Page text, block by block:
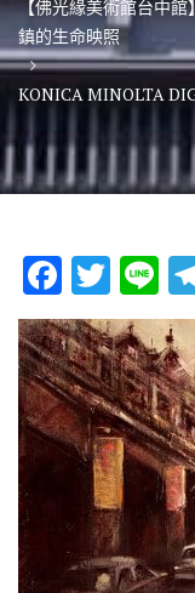
【佛光緣美術館台中
鎮的生命映照
KONICA MINOLTA
F
ac
e
b
o
o
T
w
it
te
r
Li
n
e